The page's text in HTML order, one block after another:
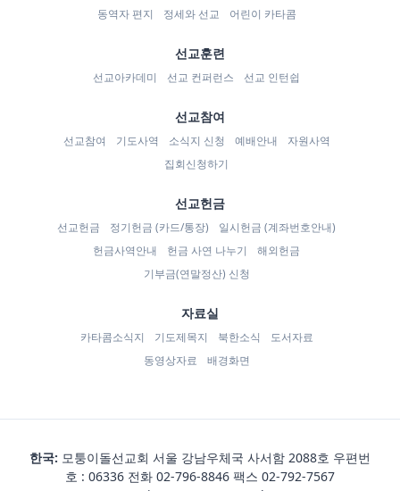
동역자 편지
정세와 선교 어린이 카타콤
선교훈련
선교아카데미 선교 컨퍼런스 선교 인턴쉽
선교참여
선교참여 기도사역 소식지 신청 예배안내
자원사역
집회신청하기
선교헌금
선교헌금 정기헌금 (카드/통장)
일시헌금 (계좌번호안내)
헌금사역안내
헌금 사연 나누기
해외헌금
기부금(연말정산) 신청
자료실
카타콤소식지 기도제목지 북한소식
도서자료
동영상자료
배경화면
한국: 모퉁이돌선교회 서울 강남우체국 사서함 2088호 우편번
호 : 06336 전화 02-796-8846 팩스 02-792-7567